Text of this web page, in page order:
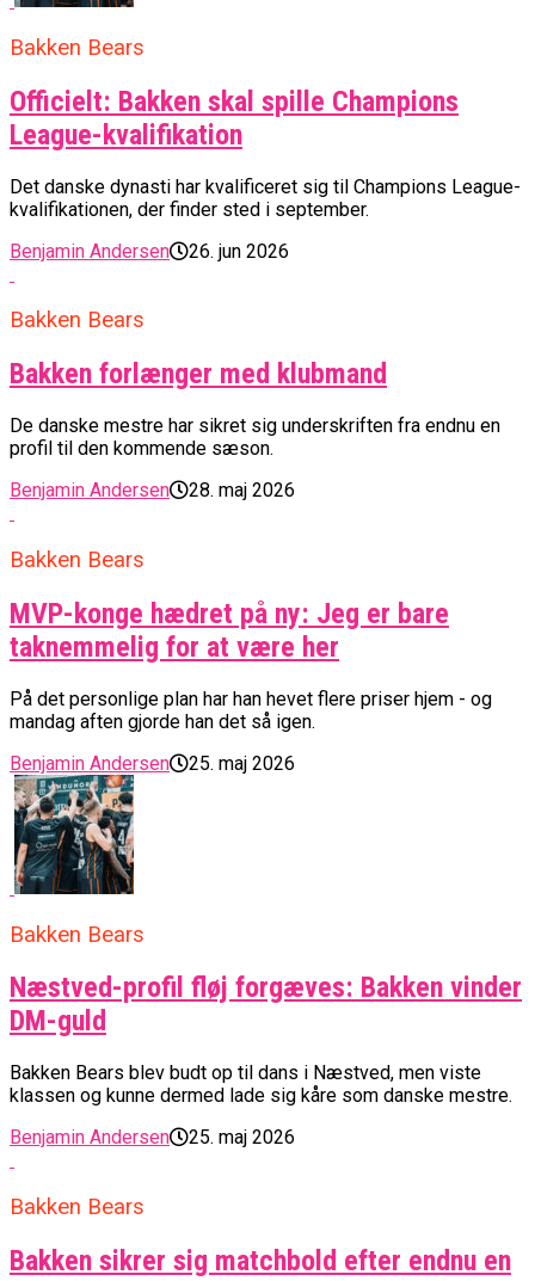
Bakken Bears
Officielt: Bakken skal spille Champions
League-kvalifikation
Det danske dynasti har kvalificeret sig til Champions League-
kvalifikationen, der finder sted i september.
Benjamin Andersen
26. jun 2026
Bakken Bears
Bakken forlænger med klubmand
De danske mestre har sikret sig underskriften fra endnu en
profil til den kommende sæson.
Benjamin Andersen
28. maj 2026
Bakken Bears
MVP-konge hædret på ny: Jeg er bare
taknemmelig for at være her
På det personlige plan har han hevet flere priser hjem - og
mandag aften gjorde han det så igen.
Benjamin Andersen
25. maj 2026
Bakken Bears
Næstved-profil fløj forgæves: Bakken vinder
DM-guld
Bakken Bears blev budt op til dans i Næstved, men viste
klassen og kunne dermed lade sig kåre som danske mestre.
Benjamin Andersen
25. maj 2026
Bakken Bears
Bakken sikrer sig matchbold efter endnu en